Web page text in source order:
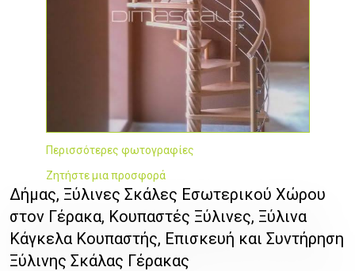
Περισσότερες φωτογραφίες
Ζητήστε μια προσφορά
Δήμας, Ξύλινες Σκάλες Εσωτερικού Χώρου
στον Γέρακα, Κουπαστές Ξύλινες, Ξύλινα
Κάγκελα Κουπαστής, Επισκευή και Συντήρηση
Ξύλινης Σκάλας Γέρακας